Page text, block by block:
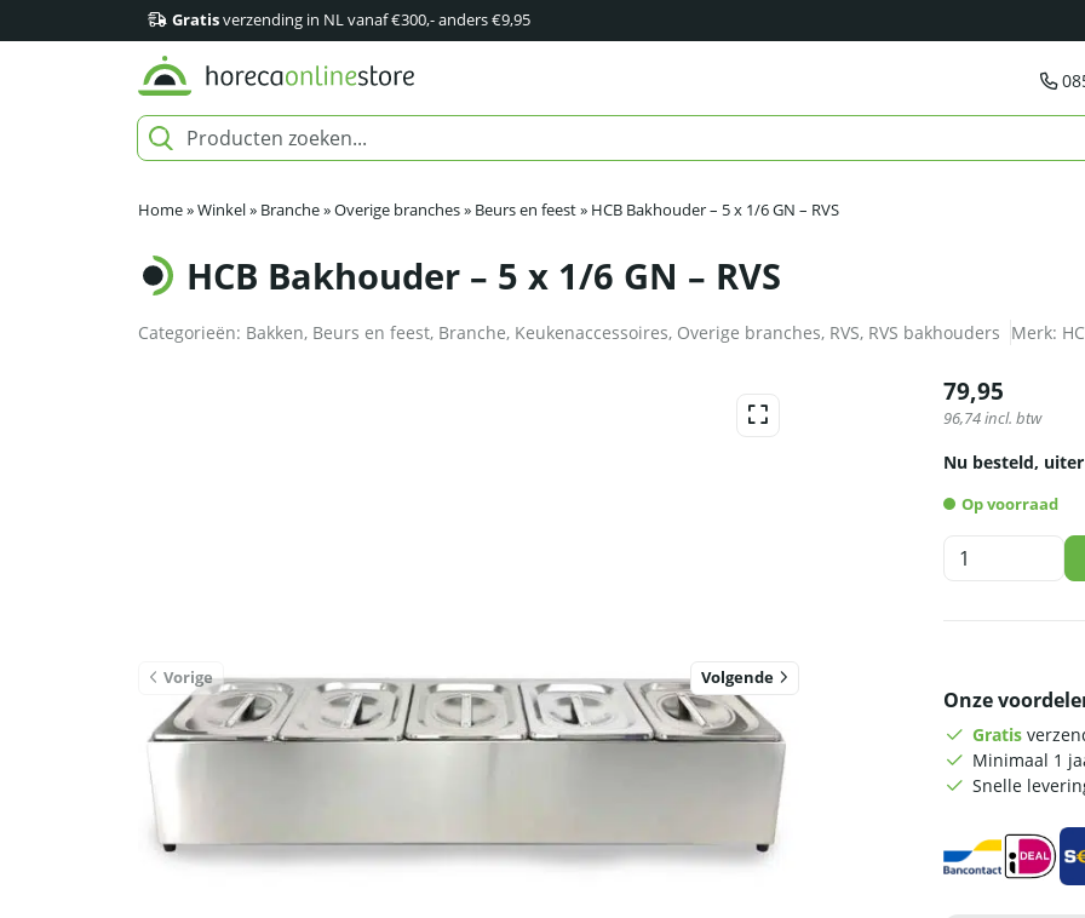
Gratisverzending in NL vanaf €300,- anders €9,95
Home»Winkel» Branche»Overige branches» Beurs en feest» HCB Bakhouder – 5 x 1/6 GN – RVS
HCB Bakhouder – 5 x 1/6 GN – RVS
Categorieën: Bakken, Beurs en feest, Branche, Keukenaccessoires, Overige branches, RVS, RVS bakhouders Merk:
Vorige Volgende
79,95
96,74incl. btw
Nu besteld,
Op voorraad
HCB
Bakhouder
GN
RVS
aantal
Onze
Gratis
Minimaal 1
Snelle